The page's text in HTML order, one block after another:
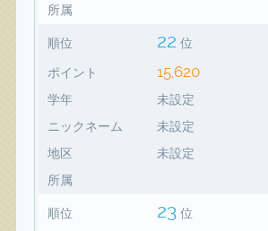
所属
順位 22 位
ポイント 15,620
学年
未設定
ニックネーム
未設定
地区
未設定
所属
順位 23 位